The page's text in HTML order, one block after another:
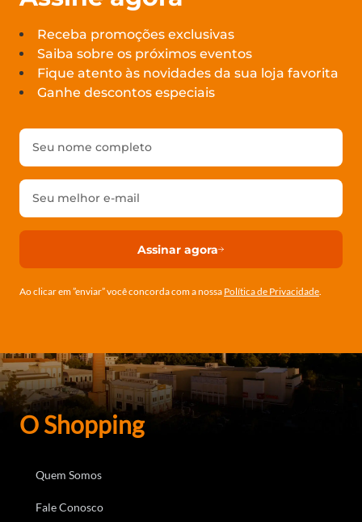
Receba promoções exclusivas
Saiba sobre os próximos eventos
Fique atento às novidades da sua loja favorita
Ganhe descontos especiais
Assinar agora
Ao clicar em ”enviar” você concorda com a nossa Política de Privacidade.
O Shopping
Quem Somos
Fale Conosco